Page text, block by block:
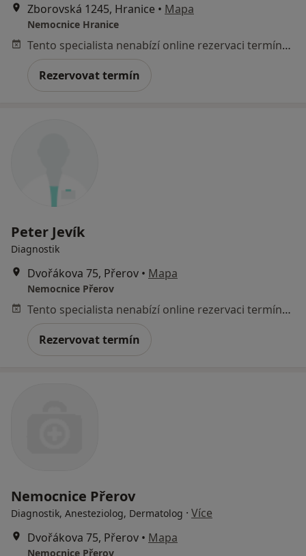
Zborovská 1245, Hranice • Mapa
Nemocnice Hranice
Tento specialista nenabízí online rezervaci termínu na této adrese.
Rezervovat termín
Peter Jevík
Diagnostik
Dvořákova 75, Přerov • Mapa
Nemocnice Přerov
Tento specialista nenabízí online rezervaci termínu na této adrese.
Rezervovat termín
Nemocnice Přerov
Diagnostik, Anesteziolog, Dermatolog · Více
Dvořákova 75, Přerov • Mapa
Nemocnice Přerov